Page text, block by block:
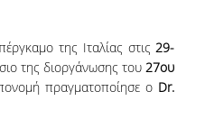
Η ΣΧΟΛΗ
της Ιταλίας στις29-
της διοργάνωσης του27ου
πραγματοποίησε ο Dr.